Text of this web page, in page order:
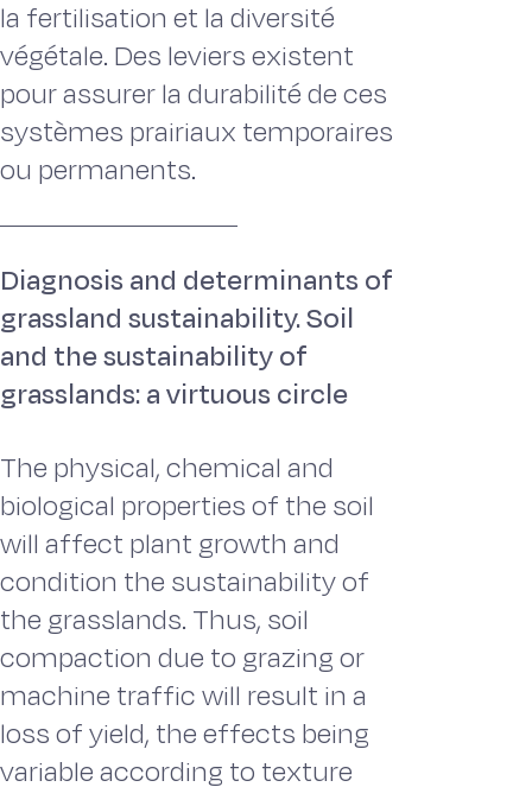
la fertilisation et la diversité
végétale. Des leviers existent
pour assurer la durabilité de ces
systèmes prairiaux temporaires
ou permanents.
Diagnosis and determinants of
grassland sustainability. Soil
and the sustainability of
grasslands: a virtuous circle
The physical, chemical and
biological properties of the soil
will affect plant growth and
condition the sustainability of
the grasslands. Thus, soil
compaction due to grazing or
machine traffic will result in a
loss of yield, the effects being
variable according to texture